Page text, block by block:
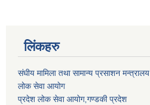
लिंकहरु
संघीय मामिला तथा सामान्य प्रसाशन मन्त्रालय
लोक सेवा आयोग
प्रदेश लोक सेवा आयोग,गण्डकी प्रदेश